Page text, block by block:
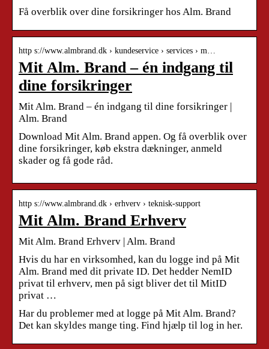
Få overblik over dine forsikringer hos Alm. Brand
http s://www.almbrand.dk › kundeservice › services › m…
Mit Alm. Brand – én indgang til
dine forsikringer
Mit Alm. Brand – én indgang til dine forsikringer |
Alm. Brand
Download Mit Alm. Brand appen. Og få overblik over
dine forsikringer, køb ekstra dækninger, anmeld
skader og få gode råd.
http s://www.almbrand.dk › erhverv › teknisk-support
Mit Alm. Brand Erhverv
Mit Alm. Brand Erhverv | Alm. Brand
Hvis du har en virksomhed, kan du logge ind på Mit
Alm. Brand med dit private ID. Det hedder NemID
privat til erhverv, men på sigt bliver det til MitID
privat …
Har du problemer med at logge på Mit Alm. Brand?
Det kan skyldes mange ting. Find hjælp til log in her.